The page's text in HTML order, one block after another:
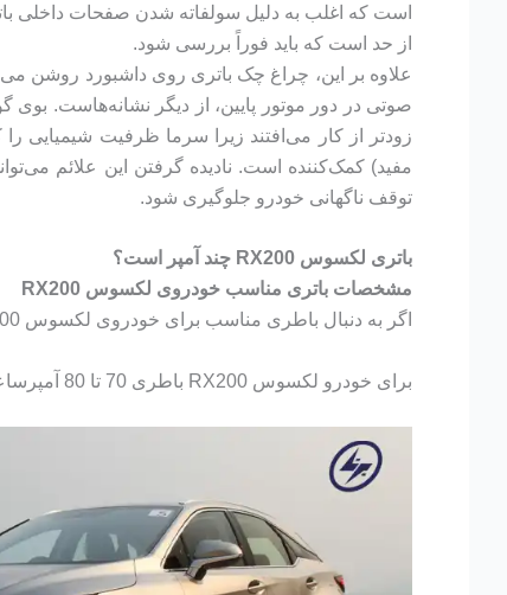
است که اغلب به دلیل سولفاته شدن صفحات داخلی
از حد است که باید فوراً بررسی شود.
علاوه بر این، چراغ چک باتری روی داشبورد روشن
صوتی در دور موتور پایین، از دیگر نشانه‌هاست.
توقف ناگهانی خودرو جلوگیری شود.
باتری لکسوس RX200 چند آمپر است؟
مشخصات باتری مناسب خودروی لکسوس RX200
اگر به دنبال باطری مناسب برای خودروی لکسوس RX200 هستید در ابتدا باید بدانید چه آمپری برای آن مناسب است.
برای خودرو لکسوس RX200 باطری 70 تا 80 آمپرساعت پیشنهاد میشود.